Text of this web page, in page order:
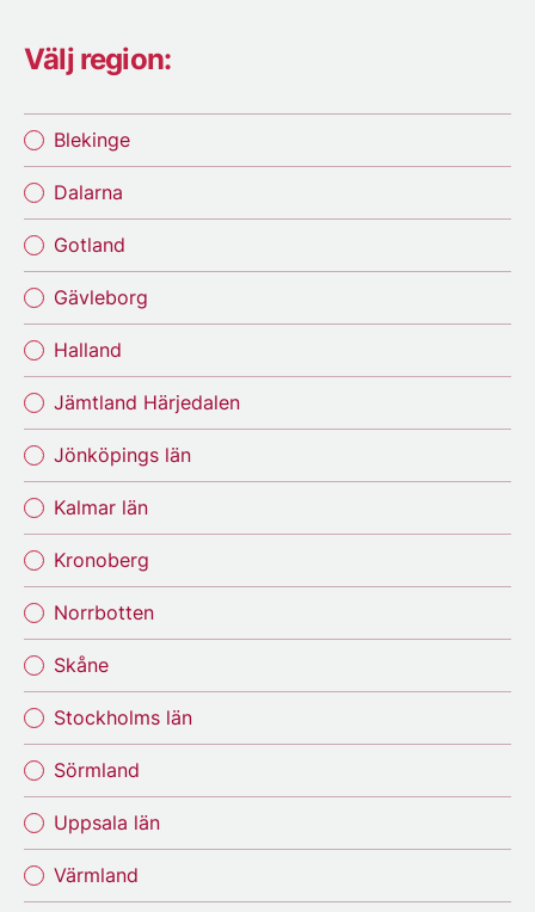
Välj region:
Blekinge
Dalarna
Gotland
Gävleborg
Halland
Jämtland Härjedalen
Jönköpings län
Kalmar län
Kronoberg
Norrbotten
Skåne
Stockholms län
Sörmland
Uppsala län
Värmland